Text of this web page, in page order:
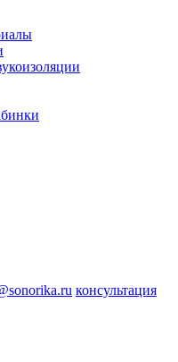
консультация